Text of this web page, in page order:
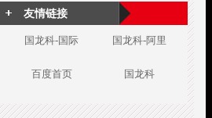
友情链接
国龙科-国际 国龙科-阿里
百度首页 国龙科